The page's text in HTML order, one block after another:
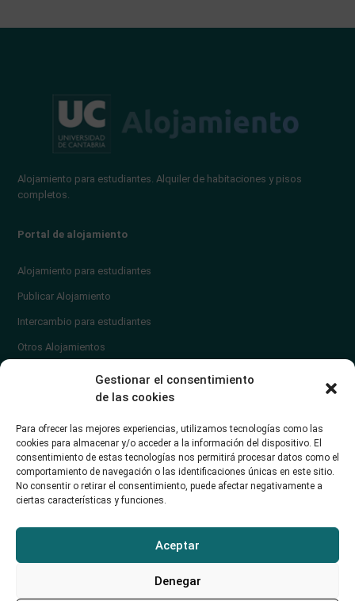
Gestionar el consentimiento
de las cookies
Para ofrecer las mejores experiencias, utilizamos tecnologías como las
cookies para almacenar y/o acceder a la información del dispositivo. El
consentimiento de estas tecnologías nos permitirá procesar datos como el
comportamiento de navegación o las identificaciones únicas en este sitio.
No consentir o retirar el consentimiento, puede afectar negativamente a
ciertas características y funciones.
Aceptar
Denegar
Alojamiento para estudiantes. Alquiler de habitaciones y pisos
completos.
Portal de alojamiento
Alojamiento para estudiantes
Publicar Alojamiento
Intercambio para estudiantes
Otros Alojamientos
¿Cómo publicar un anuncio?
Contacto
soporte@alojamientounican.es